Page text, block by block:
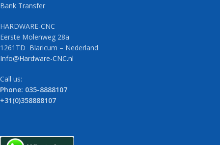
Bank Transfer
HARDWARE-CNC
Eerste Molenweg 28a
1261TD Blaricum – Nederland
Info@Hardware-CNC.nl
Call us:
Phone: 035-8888107
+31(0)358888107